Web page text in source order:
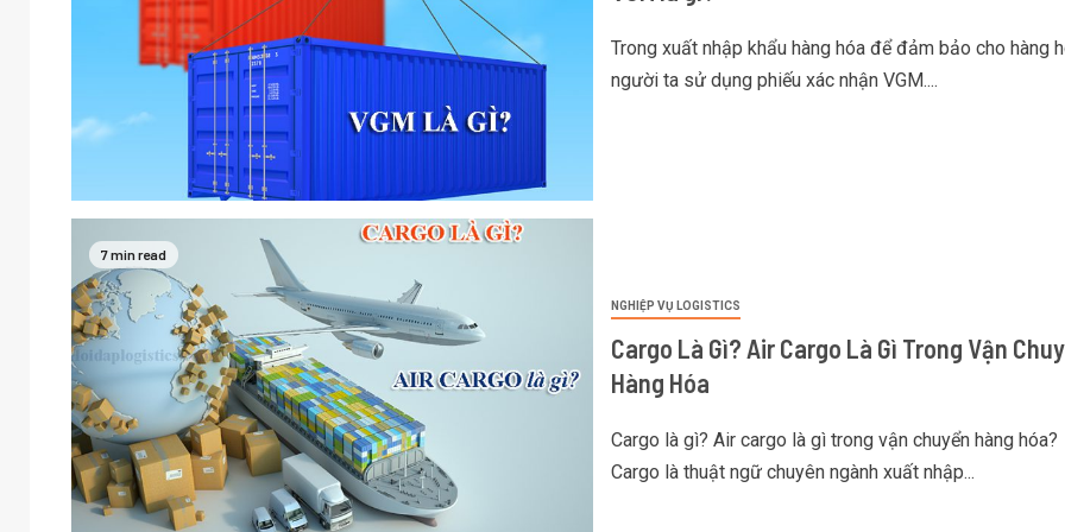
Trong xuất nhập khẩu hàng hóa để đảm bảo cho hàng
người ta sử dụng phiếu xác nhận VGM....
7 min read
NGHIỆP VỤ LOGISTICS
Cargo Là Gì? Air Cargo Là Gì Trong Vận
Hàng Hóa
Cargo là gì? Air cargo là gì trong vận chuyển hàng hóa?
Cargo là thuật ngữ chuyên ngành xuất nhập...